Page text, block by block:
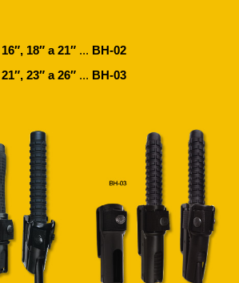
16″, 18″ a 21″ ... BH-02
21″, 23″ a 26″ ... BH-03